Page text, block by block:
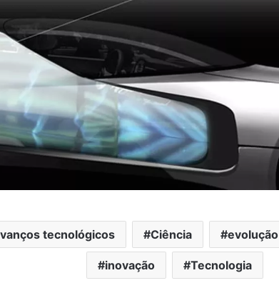
tecnológicos Ciência evolução
inovação Tecnologia